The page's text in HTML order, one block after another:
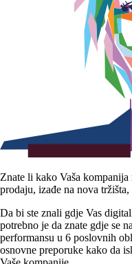
Znate li kako Vaša
prodaju, izađe na nova
Da bi ste znali gdje Vas
potrebno je da znate gdje se
performansu u 6 poslovnih
osnovne preporuke kako da